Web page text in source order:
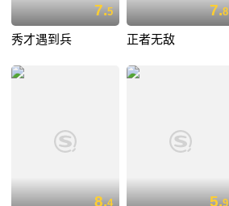
7.5
秀才遇到兵
7.8
正者无敌
8.4 5.9